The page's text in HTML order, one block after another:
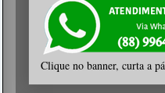
Clique no banner, curta a